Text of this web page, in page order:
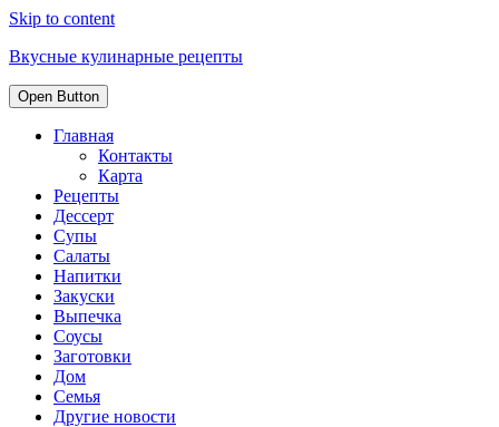
Skip to content
Вкусные кулинарные рецепты
Open Button
Главная
Контакты
Карта
Рецепты
Дессерт
Супы
Салаты
Напитки
Закуски
Выпечка
Соусы
Заготовки
Дом
Семья
Другие новости